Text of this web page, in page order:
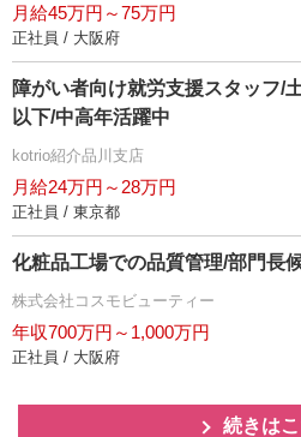
月給45万円～75万円
正社員 / 大阪府
障がい者向け就労支援スタッフ/
以下/中高年活躍中
kotrio紹介品川支店
月給24万円～28万円
正社員 / 東京都
化粧品工場での品質管理/部門長
株式会社コスモビューティー
年収700万円～1,000万円
正社員 / 大阪府
続きは